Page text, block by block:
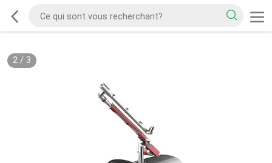
2/ 3